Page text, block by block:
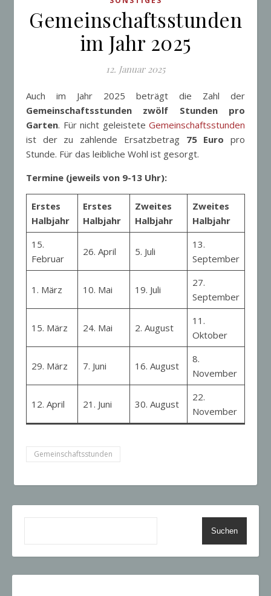
Gemeinschaftsstunden
im Jahr 2025
12. Januar 2025
Auch im Jahr 2025 beträgt die Zahl der
Gemeinschaftsstunden zwölf Stunden pro
Garten. Für nicht geleistete Gemeinschaftsstunden
ist der zu zahlende Ersatzbetrag 75 Euro pro
Stunde. Für das leibliche Wohl ist gesorgt.
Termine (jeweils von 9-13 Uhr):
Erstes
Halbjahr
Erstes
Halbjahr
Zweites
Halbjahr
Zweites
Halbjahr
15.
Februar
26. April 5. Juli
13.
September
1. März 10. Mai 19. Juli
27.
September
15. März 24. Mai 2. August
11.
Oktober
29. März 7. Juni 16. August
8.
November
12. April 21. Juni 30. August
22.
November
Gemeinschaftsstunden
Suchen